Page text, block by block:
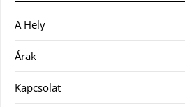
A Hely
Árak
Kapcsolat